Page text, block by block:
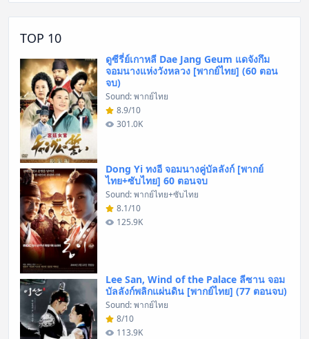
TOP 10
ดูซีรี่ย์เกาหลี Dae Jang Geum แดจังกึม
จอมนางแห่งวังหลวง [พากย์ไทย] (60 ตอน
จบ)
Sound: พากย์ไทย
8.9/10
301.0K
Dong Yi ทงอี จอมนางคู่บัลลังก์ [พากย์
ไทย+ซับไทย] 60 ตอนจบ
Sound: พากย์ไทย+ซับไทย
8.1/10
125.9K
Lee San, Wind of the Palace ลีซาน จอม
บัลลังก์พลิกแผ่นดิน [พากย์ไทย] (77 ตอนจบ)
Sound: พากย์ไทย
8/10
113.9K